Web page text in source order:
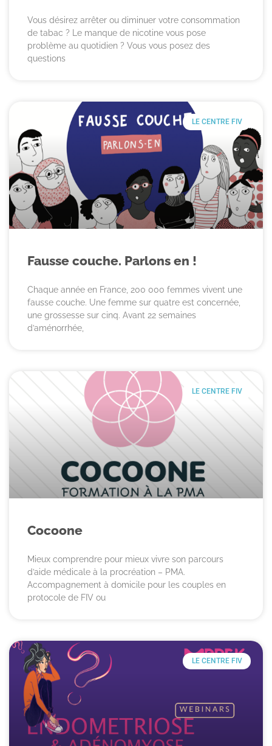
Vous désirez arrêter ou diminuer votre consommation
de tabac ? Le manque de nicotine vous pose
problème au quotidien ? Vous vous posez des
questions
LE CENTRE FIV
Fausse couche. Parlons en !
Chaque année en France, 200 000 femmes vivent une
fausse couche. Une femme sur quatre est concernée,
une grossesse sur cinq. Avant 22 semaines
d’aménorrhée,
LE CENTRE FIV
Cocoone
Mieux comprendre pour mieux vivre son parcours
d’aide médicale à la procréation – PMA.
Accompagnement à domicile pour les couples en
protocole de FIV ou
LE CENTRE FIV